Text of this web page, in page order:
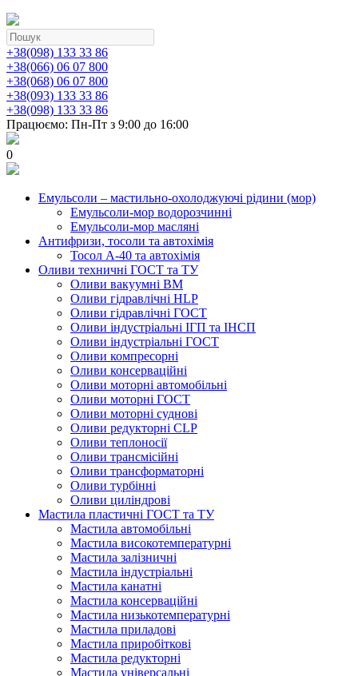
+38(098) 133 33 86
+38(066) 06 07 800
+38(068) 06 07 800
+38(093) 133 33 86
+38(098) 133 33 86
Працюємо: Пн-Пт з 9:00 до 16:00
0
Емульсоли – мастильно-охолоджуючі рідини (мор)
Емульсоли-мор водорозчинні
Емульсоли-мор масляні
Антифризи, тосоли та автохімія
Тосол А-40 та автохімія
Оливи техничні ГОСТ та ТУ
Оливи вакуумні ВМ
Оливи гідравлічні HLP
Оливи гідравлічні ГОСТ
Оливи індустріальні ІГП та ІНСП
Оливи індустріальні ГОСТ
Оливи компресорні
Оливи консерваційні
Оливи моторні автомобільні
Оливи моторні ГОСТ
Оливи моторні суднові
Оливи редукторні CLP
Оливи теплоносії
Оливи трансмісійні
Оливи трансформаторні
Оливи турбінні
Оливи циліндрові
Мастила пластичні ГОСТ та ТУ
Мастила автомобільні
Мастила високотемпературні
Мастила залізничні
Мастила індустріальні
Мастила канатні
Мастила консерваційні
Мастила низькотемпературні
Мастила приладові
Мастила приробіткові
Мастила редукторні
Мастила універсальні